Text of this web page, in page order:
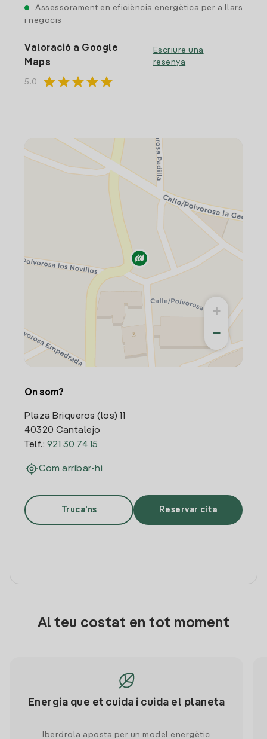
Assessorament en eficiència energètica per a llars
i negocis
Valoració a Google
Maps
5.0 starstarstarstarstar
Escriure una
resenya
+
−
On som?
Plaza Briqueros (los) 11
40320 Cantalejo
Telf.: 921 30 74 15
Com arribar-hi
Truca'ns Reservar cita
Al teu costat en tot moment
Energia que et cuida i cuida el planeta
Iberdrola aposta per un model energètic